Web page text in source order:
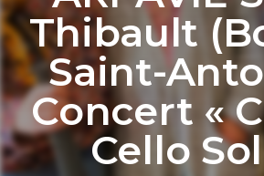
Thibault
Saint-
Concert «
Cello